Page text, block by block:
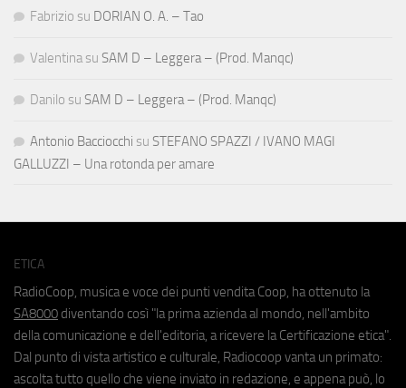
Fabrizio su DORIAN O. A. – Tao
Valentina su SAM D – Leggera – (Prod. Manqc)
Danilo su SAM D – Leggera – (Prod. Manqc)
Antonio Bacciocchi su STEFANO SPAZZI / IVANO MAGI
GALLUZZI – Una rotonda per amare
ETICA
RadioCoop, musica e voce dei punti vendita Coop, ha ottenuto la
SA8000 diventando così "la prima azienda al mondo, nell'ambito
della comunicazione e dell'editoria, a ricevere la Certificazione etica".
Dal punto di vista artistico e culturale, Radiocoop vanta un primato:
ascolta tutto quello che viene inviato in redazione, e appena può, lo